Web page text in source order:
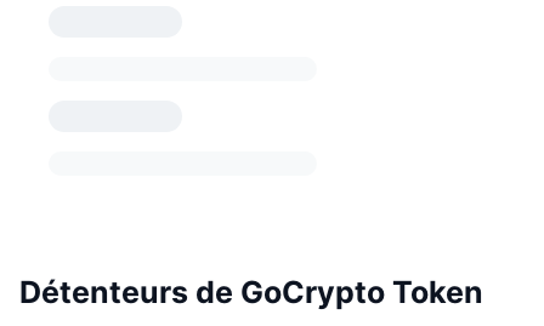
Détenteurs de GoCrypto Token